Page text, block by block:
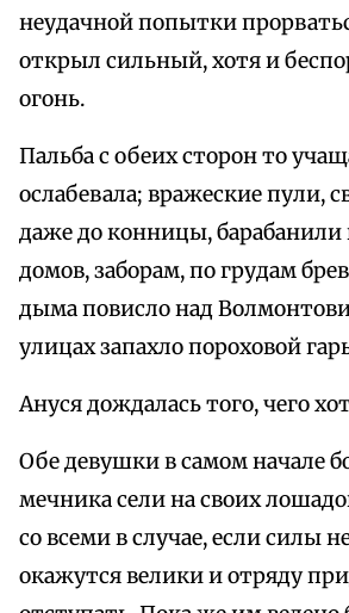
неудачной попытки
открыл сильный, хотя и
огонь.
Пальба с обеих сторон то
ослабевала; вражеские пули,
даже до конницы, барабанили
домов, заборам, по грудам
дыма повисло над
улицах запахло пороховой
Ануся дождалась того, чего
Обе девушки в самом начале
мечника сели на своих
со всеми в случае, если силы
окажутся велики и отряду